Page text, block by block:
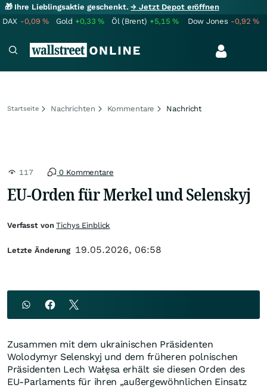
🎁 Ihre Lieblingsaktie geschenkt.→ Jetzt Depot eröffnen
DAX -0,09% Gold +0,33% Öl (Brent) +5,15% Dow Jones -0,92%
Startseite Nachrichten Kommentare Nachricht
117 0 Kommentare
EU-Orden für Merkel und Selenskyj
Zusammen mit dem ukrainischen Präsidenten
Wolodymyr Selenskyj und dem früheren polnischen
Präsidenten Lech Wałęsa erhält sie diesen Orden des
EU-Parlaments für ihren „außergewöhnlichen Einsatz
Verfasst vonTichys Einblick
Letzte Änderung 19.05.2026, 06:58